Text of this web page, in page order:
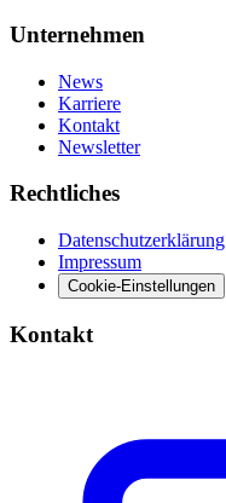
Unternehmen
News
Karriere
Kontakt
Newsletter
Rechtliches
Datenschutzerklärung
Impressum
Cookie-Einstellungen
Kontakt